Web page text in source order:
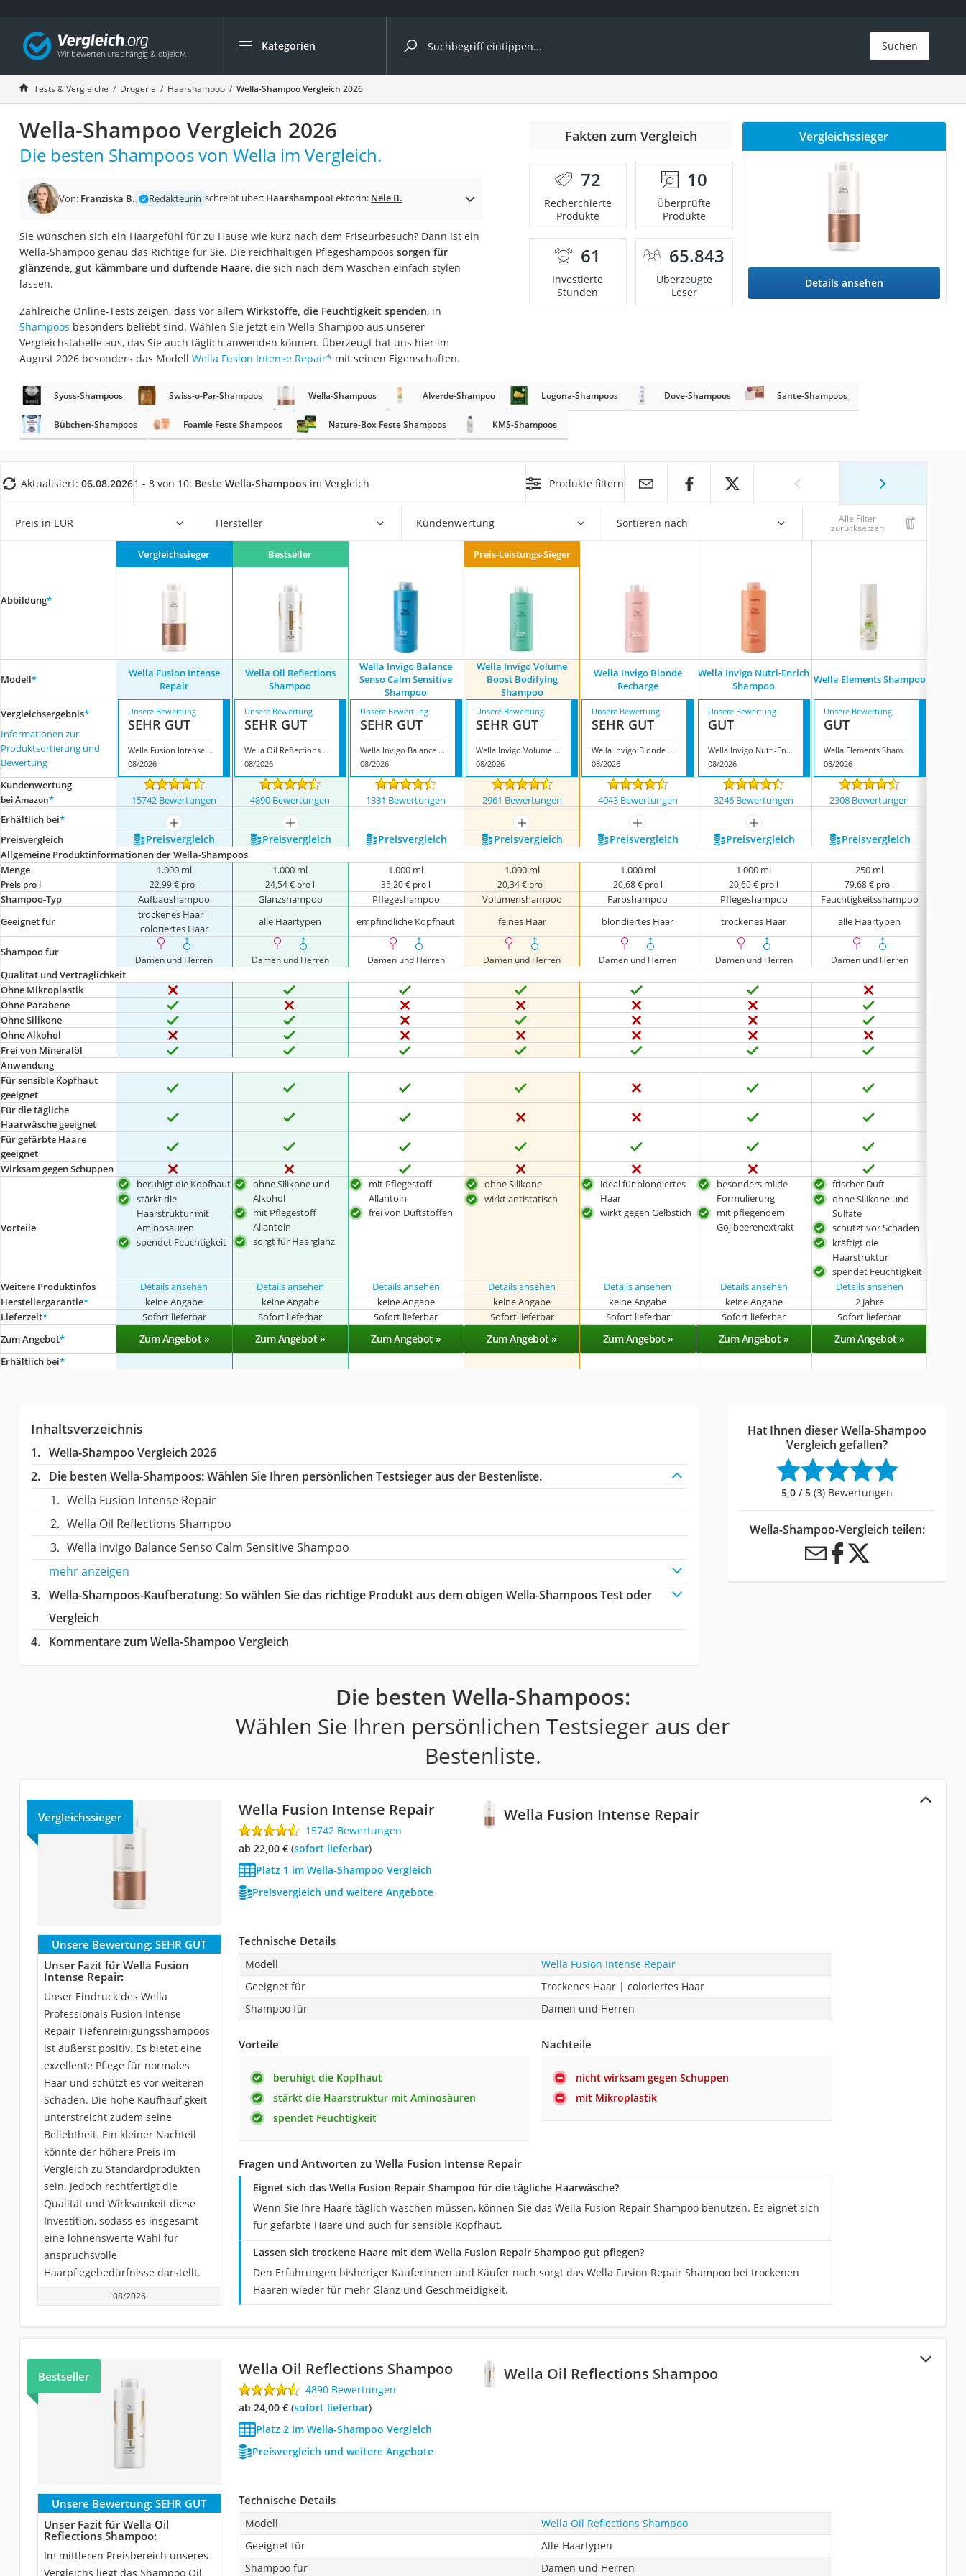
Kategorien
Die beliebtesten Vergleiche nach Kategorie
Drogerie
Inhalator
Haarschneider
Rollator
Katzenklappe (Chip)
Masturbator
Massagepistole
Reisehaartrockner
Eiweißpulver
Magnesiumpräparat
Nackenmassagegerät
Zeckenschutz Katze
Schildkrötenhaus
Mineralfutter Pferd
Massagegerät
Suchen
Tests & Vergleiche Drogerie Haarshampoo Wella-Shampoo Vergleich 2026
Wella-Shampoo Vergleich 2026
Die besten Shampoos von Wella im Vergleich.
Von: Franziska B. Redakteurin schreibt über: HaarshampooLektorin: Nele B.
Sie wünschen sich ein Haargefühl für zu Hause wie kurz nach dem Friseurbesuch? Dann ist ein
Wella-Shampoo genau das Richtige für Sie. Die reichhaltigen Pflegeshampoos sorgen für
glänzende, gut kämmbare und duftende Haare, die sich nach dem Waschen einfach stylen
lassen.
Zahlreiche Online-Tests zeigen, dass vor allem Wirkstoffe, die Feuchtigkeit spenden, in
Shampoos besonders beliebt sind. Wählen Sie jetzt ein Wella-Shampoo aus unserer
Vergleichstabelle aus, das Sie auch täglich anwenden können. Überzeugt hat uns hier im
August 2026 besonders das Modell Wella Fusion Intense Repair* mit seinen Eigenschaften.
Fakten zum Vergleich
72
Recherchierte
Produkte
10
Überprüfte
Produkte
61
Investierte
Stunden
65.843
Überzeugte
Leser
Vergleichssieger
Details ansehen
Syoss-Shampoos Swiss-o-Par-Shampoos Wella-Shampoos Alverde-Shampoo Logona-Shampoos Dove-Shampoos Sante-Shampoos
Bübchen-Shampoos Foamie Feste Shampoos Nature-Box Feste Shampoos KMS-Shampoos
Aktualisiert: 06.08.20261 - 8 von 10: Beste Wella-Shampoos im Vergleich Produkte filtern
Preis in EUR Hersteller Kundenwertung Sortieren nach Alle Filter
zurücksetzen
Abbildung*
Vergleichssieger Bestseller Preis-Leistungs-Sieger
Modell*
Wella Fusion Intense
Repair
Wella Oil Reflections
Shampoo
Wella Invigo Balance
Senso Calm Sensitive
Shampoo
Wella Invigo Volume
Boost Bodifying
Shampoo
Wella Invigo Blonde
Recharge
Wella Invigo Nutri-Enrich
Shampoo
Wella Elements Shampoo
Vergleichsergebnis*
Informationen zur
Produktsortierung und
Bewertung
Unsere Bewertung
SEHR GUT
Wella Fusion Intense Repair
08/2026
Unsere Bewertung
SEHR GUT
Wella Oil Reflections Shampoo
08/2026
Unsere Bewertung
SEHR GUT
Wella Invigo Balance Senso Calm Sensitive Shampoo
08/2026
Unsere Bewertung
SEHR GUT
Wella Invigo Volume Boost Bodifying Shampoo
08/2026
Unsere Bewertung
SEHR GUT
Wella Invigo Blonde Recharge
08/2026
Unsere Bewertung
GUT
Wella Invigo Nutri-Enrich Shampoo
08/2026
Unsere Bewertung
GUT
Wella Elements Shampoo
08/2026
Kundenwertung
bei Amazon* 15742 Bewertungen 4890 Bewertungen 1331 Bewertungen 2961 Bewertungen 4043 Bewertungen 3246 Bewertungen 2308 Bewertungen
Erhältlich bei*
mehr anzeigen mehr anzeigen mehr anzeigen mehr anzeigen
mehr anzeigen
Preis­vergleich
Preis­vergleich Preis­vergleich Preis­vergleich Preis­vergleich Preis­vergleich Preis­vergleich Preis­vergleich
Allgemeine Produktinformationen der Wella-Shampoos
Menge
Preis pro l
1.000 ml
22,99 € pro l
1.000 ml
24,54 € pro l
1.000 ml
35,20 € pro l
1.000 ml
20,34 € pro l
1.000 ml
20,68 € pro l
1.000 ml
20,60 € pro l
250 ml
79,68 € pro l
Shampoo-Typ Aufbaushampoo Glanzshampoo Pflegeshampoo Volumenshampoo Farbshampoo Pflegeshampoo Feuchtigkeitsshampoo
Geeignet für
trockenes Haar |
coloriertes Haar
alle Haartypen empfindliche Kopfhaut feines Haar blondiertes Haar trockenes Haar alle Haartypen
Shampoo für
Damen und Herren Damen und Herren Damen und Herren Damen und Herren Damen und Herren Damen und Herren Damen und Herren
Qualität und Verträglichkeit
Ohne Mikroplastik
Ohne Parabene
Ohne Silikone
Ohne Alkohol
Frei von Mineralöl
Anwendung
Für sensible Kopfhaut
geeignet
Für die tägliche
Haarwäsche geeignet
Für gefärbte Haare
geeignet
Wirksam gegen Schuppen
Vorteile
beruhigt die Kopfhaut
stärkt die
Haarstruktur mit
Aminosäuren
spendet Feuchtigkeit
ohne Silikone und
Alkohol
mit Pflegestoff
Allantoin
sorgt für Haarglanz
mit Pflegestoff
Allantoin
frei von Duftstoffen
ohne Silikone
wirkt antistatisch
ideal für blondiertes
Haar
wirkt gegen Gelbstich
besonders milde
Formulierung
mit pflegendem
Gojibeerenextrakt
frischer Duft
ohne Silikone und
Sulfate
schützt vor Schäden
kräftigt die
Haarstruktur
spendet Feuchtigkeit
Weitere Produktinfos Details ansehen Details ansehen Details ansehen Details ansehen Details ansehen Details ansehen Details ansehen
Herstellergarantie* keine Angabe keine Angabe keine Angabe keine Angabe keine Angabe keine Angabe 2 Jahre
Lieferzeit* Sofort lieferbar Sofort lieferbar Sofort lieferbar Sofort lieferbar Sofort lieferbar Sofort lieferbar Sofort lieferbar
Zum Angebot* Zum Angebot » Zum Angebot » Zum Angebot » Zum Angebot » Zum Angebot » Zum Angebot » Zum Angebot »
Erhältlich bei*
Inhaltsverzeichnis
Wella-Shampoo Vergleich 2026
Die besten Wella-Shampoos:Wählen Sie Ihren persönlichen Testsieger aus der Bestenliste.
Wella Fusion Intense Repair
Wella Oil Reflections Shampoo
Wella Invigo Balance Senso Calm Sensitive Shampoo
mehr anzeigen
Wella-Shampoos-Kaufberatung: So wählen Sie das richtige Produkt aus dem obigen Wella-Shampoos Test oder
Vergleich
Kommentare zum Wella-Shampoo Vergleich
Hat Ihnen dieser Wella-Shampoo
Vergleich gefallen?
5,0 / 5 (3) Bewertungen
Wella-Shampoo-Vergleich teilen:
Die besten Wella-Shampoos:
Wählen Sie Ihren persönlichen Testsieger aus der
Bestenliste.
Wella Fusion Intense Repair
Vergleichssieger Wella Fusion Intense Repair
15742 Bewertungen
ab 22,00 €( Sofort lieferbar)
Platz 1 im Wella-Shampoo Vergleich
Preisvergleich und weitere Angebote
Unsere Bewertung: SEHR GUT
Unser Fazit für Wella Fusion
Intense Repair:
Unser Eindruck des Wella
Professionals Fusion Intense
Repair Tiefenreinigungsshampoos
ist äußerst positiv. Es bietet eine
exzellente Pflege für normales
Haar und schützt es vor weiteren
Schäden. Die hohe Kaufhäufigkeit
unterstreicht zudem seine
Beliebtheit. Ein kleiner Nachteil
könnte der höhere Preis im
Vergleich zu Standardprodukten
sein. Jedoch rechtfertigt die
Qualität und Wirksamkeit diese
Investition, sodass es insgesamt
eine lohnenswerte Wahl für
anspruchsvolle
Haarpflegebedürfnisse darstellt.
08/2026
Technische Details
Modell
Wella Fusion Intense Repair
Geeignet für
Trockenes Haar | coloriertes Haar
Shampoo für
Damen und Herren
Vorteile
beruhigt die Kopfhaut
stärkt die Haarstruktur mit Aminosäuren
spendet Feuchtigkeit
Nachteile
nicht wirksam gegen Schuppen
mit Mikroplastik
Fragen und Antworten zu Wella Fusion Intense Repair
Eignet sich das Wella Fusion Repair Shampoo für die tägliche Haarwäsche?
Wenn Sie Ihre Haare täglich waschen müssen, können Sie das Wella Fusion Repair Shampoo benutzen. Es eignet sich
für gefärbte Haare und auch für sensible Kopfhaut.
Lassen sich trockene Haare mit dem Wella Fusion Repair Shampoo gut pflegen?
Den Erfahrungen bisheriger Käuferinnen und Käufer nach sorgt das Wella Fusion Repair Shampoo bei trockenen
Haaren wieder für mehr Glanz und Geschmeidigkeit.
Wella Oil Reflections Shampoo
Bestseller Wella Oil Reflections Shampoo
4890 Bewertungen
ab 24,00 €( Sofort lieferbar)
Platz 2 im Wella-Shampoo Vergleich
Preisvergleich und weitere Angebote
Unsere Bewertung: SEHR GUT
Unser Fazit für Wella Oil
Reflections Shampoo:
Im mittleren Preisbereich unseres
Vergleichs liegt das Shampoo Oil
Technische Details
Modell
Wella Oil Reflections Shampoo
Geeignet für
Alle Haartypen
Shampoo für
Damen und Herren